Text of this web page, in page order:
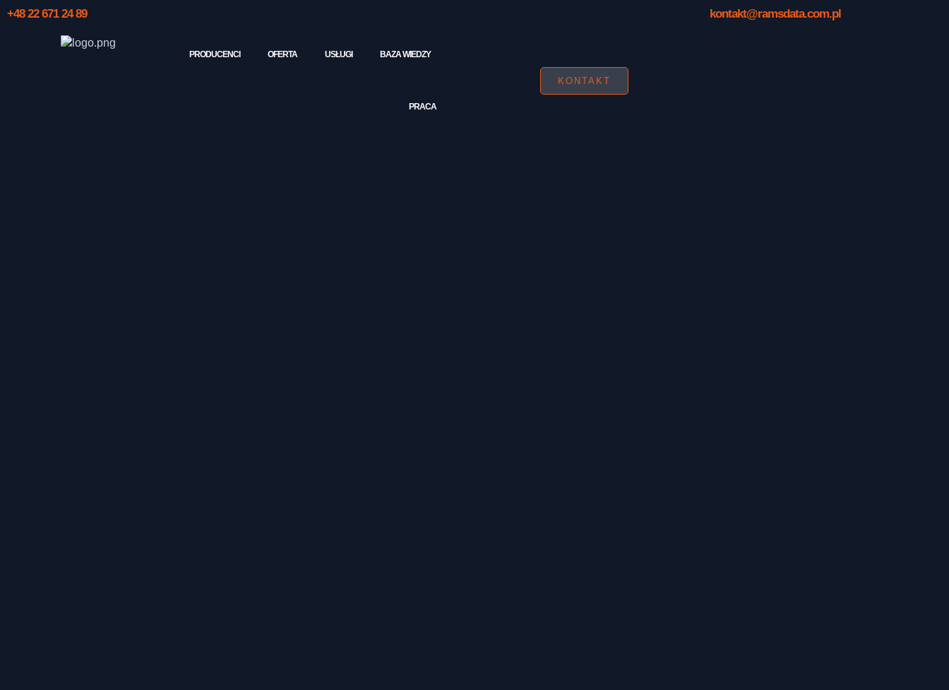
+48 22 671 24 89 kontakt@ramsdata.com.pl
KONTAKT
PRODUCENCI OFERTA USŁUGI BAZA WIEDZY
PRACA